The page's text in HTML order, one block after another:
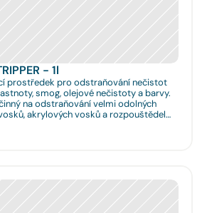
- 1l
prostředek pro odstraňování nečistot
smog, olejové nečistoty a barvy.
na odstraňování velmi odolných
akrylových vosků a rozpouštědel